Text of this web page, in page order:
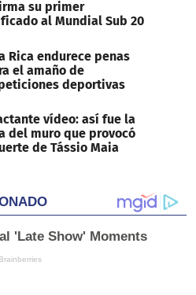
su primer
al Mundial Sub 20
Rica endurece penas
el amaño de
deportivas
vídeo: así fue la
del muro que provocó
de Tássio Maia